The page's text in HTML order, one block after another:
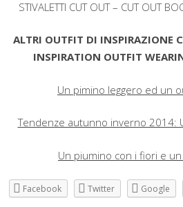
STIVALETTI CUT OUT – CUT OUT
ALTRI OUTFIT DI INSPIRAZIONE
INSPIRATION OUTFIT
Un pimino leggero ed un
Tendenze autunno inverno 2014:
Un piumino con i fiori e un
Facebook Twitter Google